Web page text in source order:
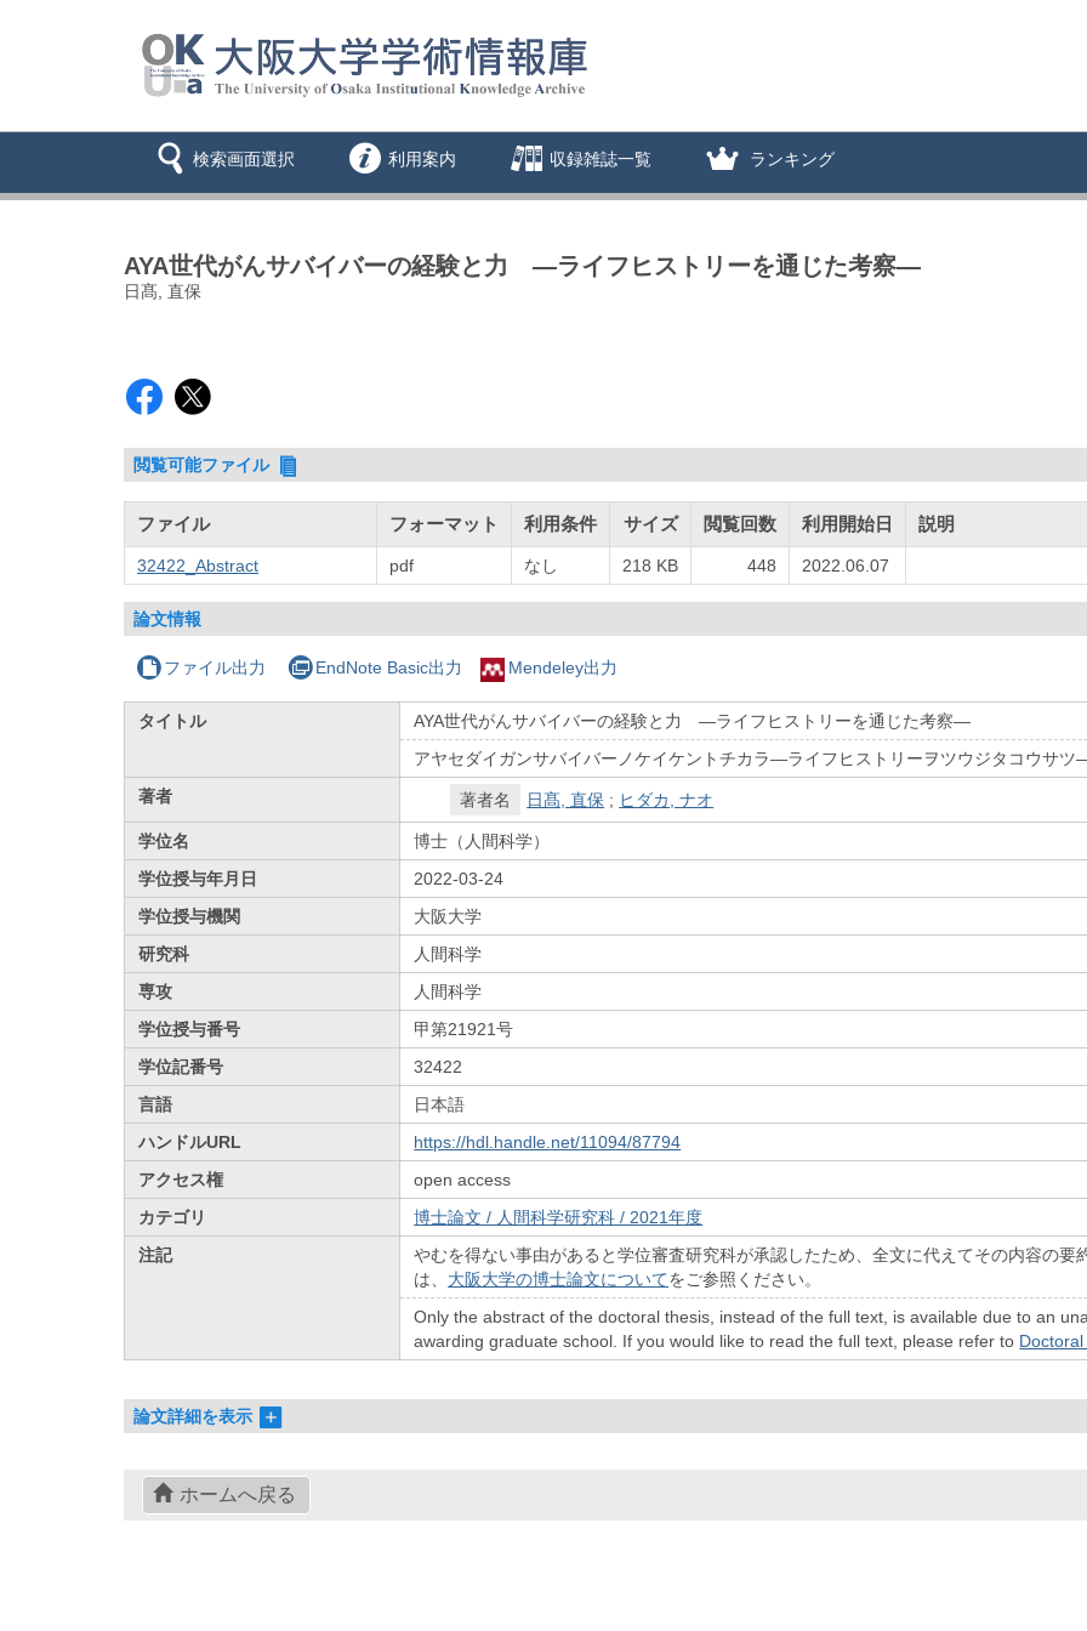
検索画面選択 利用案内 収録雑誌一覧 ランキング
AYA世代がんサバイバーの経験と力 ―ライフヒストリーを通じた考察―
日髙, 直保
閲覧可能ファイル
ファイル フォーマット 利用条件 サイズ 閲覧回数 利用開始日 説明
32422_Abstract pdf なし 218 KB 448 2022.06.07
論文情報
ファイル出力 EndNote Basic出力 Mendeley出力
タイトル
AYA世代がんサバイバーの経験と力 ―ライフヒストリーを通じた考察―
アヤセダイガンサバイバーノケイケントチカラ―ライフヒストリーヲツウジタコウサツ
著者
著者名 日髙, 直保 ; ヒダカ, ナオ
学位名
博士（人間科学）
学位授与年月日
2022-03-24
学位授与機関
大阪大学
研究科
人間科学
専攻
人間科学
学位授与番号
甲第21921号
学位記番号
32422
言語
日本語
ハンドルURL
https://hdl.handle.net/11094/87794
アクセス権
open access
カテゴリ
博士論文 / 人間科学研究科 / 2021年度
注記
やむを得ない事由があると学位審査研究科が承認したため、全文に代えてその内容の
は、 大阪大学の博士論文についてをご参照ください。
Only the abstract of the doctoral thesis, instead of the full text, is available due to an
awarding graduate school. If you would like to read the full text, please refer to
論文詳細を表示
ホームへ戻る